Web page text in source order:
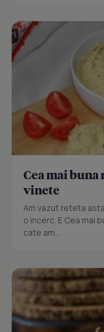
Cea mai buna
vinete
Am vazut reteta
o incerc. E Cea mai
cate am...